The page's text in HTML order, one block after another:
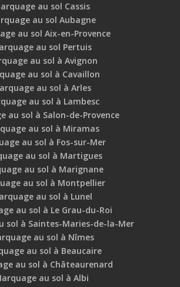
au sol Cassis
au sol Aubagne
au sol Aix-en-Provence
au sol Pertuis
au sol à Avignon
au sol à Cavaillon
au sol à Arles
au sol à Lambesc
au sol à Salon-de-Provence
au sol à Miramas
au sol à Fos-sur-Mer
au sol à Martigues
au sol à Marignane
au sol à Montpellier
au sol à Lunel
au sol à Le Grau-du-Roi
sol à Saintes-Maries-de-la-Mer
au sol à Nîmes
au sol à Beaucaire
au sol à Châteaurenard
au sol à Albi